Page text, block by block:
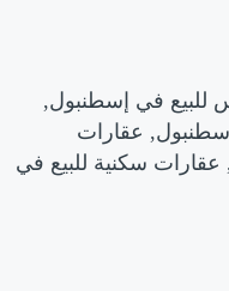
للبيع في إسطنبول,
عقارات
عقارات سكنية للبيع في